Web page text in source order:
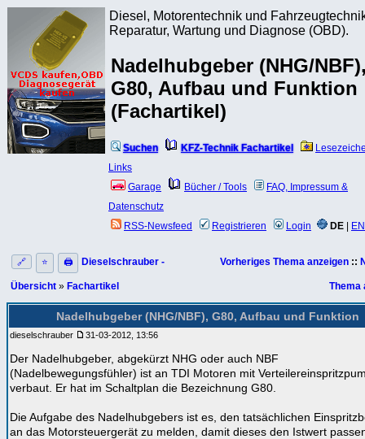
Diesel, Motorentechnik und
Reparatur, Wartung und Diagnose (OBD).
Nadelhubgeber (NHG/
G80, Aufbau und Funktion
(Fachartikel)
Suchen KFZ-Technik Fachartikel
Links
Garage
Bücher / Tools
FAQ, Impressum &
Datenschutz
RSS-Newsfeed
Registrieren Login DE EN
🔗 ⭐ 🖨 Dieselschrauber -
Übersicht » Fachartikel
Vorheriges Thema anzeigen ::
Thema
Nadelhubgeber (NHG/NBF), G80, Aufbau und Funktion
dieselschrauber 31-03-2012, 13:56
Der Nadelhubgeber, abgekürzt NHG oder auch NBF
(Nadelbewegungsfühler) ist an TDI Motoren mit
verbaut. Er hat im Schaltplan die Bezeichnung G80.
Die Aufgabe des Nadelhubgebers ist es, den tatsächlichen
an das Motorsteuergerät zu melden, damit dieses den Istwert